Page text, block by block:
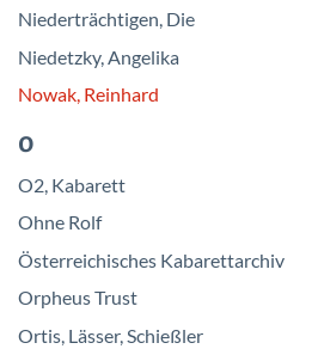
Niederträchtigen, Die
Niedetzky, Angelika
Nowak, Reinhard
O
O2, Kabarett
Ohne Rolf
Österreichisches Kabarettarchiv
Orpheus Trust
Ortis, Lässer, Schießler